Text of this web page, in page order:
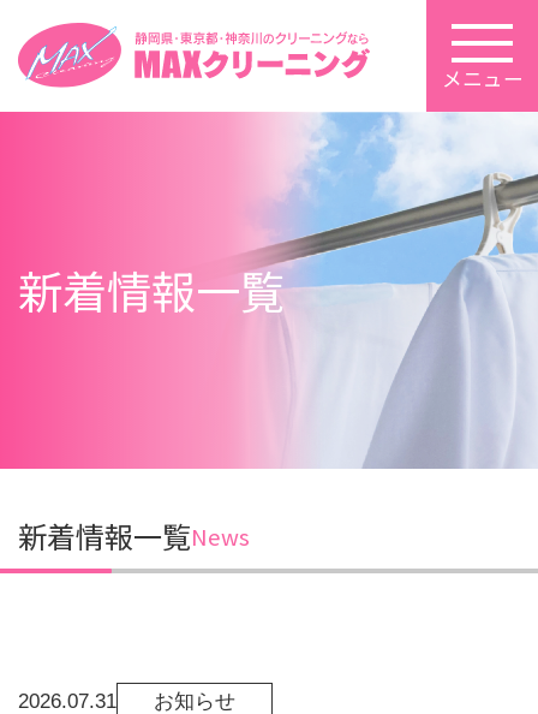
メニュー
新着情報一覧
新着情報一覧News
2026.07.31 お知らせ